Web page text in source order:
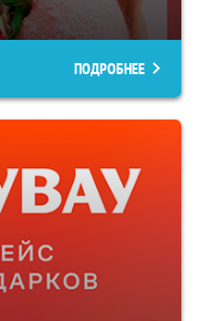
ПОДРОБНЕЕ